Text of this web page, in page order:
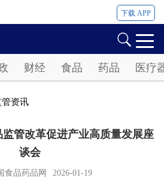
下载 APP
财经 食品 药品 医疗
管资讯
管改革促进产业高质量发展座
谈会
食品药品网 2026-01-19